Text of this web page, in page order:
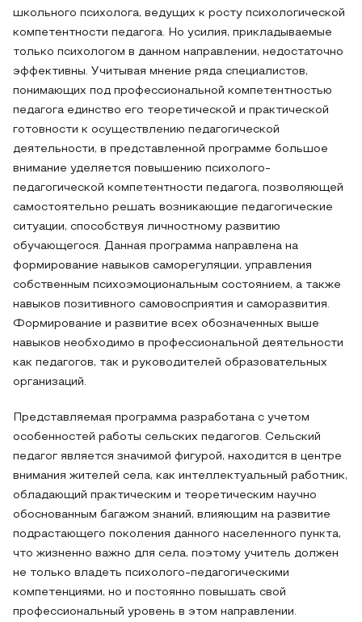
школьного психолога, ведущих к росту психологической
компетентности педагога. Но усилия, прикладываемые
только психологом в данном направлении, недостаточно
эффективны. Учитывая мнение ряда специалистов,
понимающих под профессиональной компетентностью
педагога единство его теоретической и практической
готовности к осуществлению педагогической
деятельности, в представленной программе большое
внимание уделяется повышению психолого-
педагогической компетентности педагога, позволяющей
самостоятельно решать возникающие педагогические
ситуации, способствуя личностному развитию
обучающегося. Данная программа направлена на
формирование навыков саморегуляции, управления
собственным психоэмоциональным состоянием, а также
навыков позитивного самовосприятия и саморазвития.
Формирование и развитие всех обозначенных выше
навыков необходимо в профессиональной деятельности
как педагогов, так и руководителей образовательных
организаций.
Представляемая программа разработана с учетом
особенностей работы сельских педагогов. Сельский
педагог является значимой фигурой, находится в центре
внимания жителей села, как интеллектуальный работник,
обладающий практическим и теоретическим научно
обоснованным багажом знаний, влияющим на развитие
подрастающего поколения данного населенного пункта,
что жизненно важно для села, поэтому учитель должен
не только владеть психолого-педагогическими
компетенциями, но и постоянно повышать свой
профессиональный уровень в этом направлении.